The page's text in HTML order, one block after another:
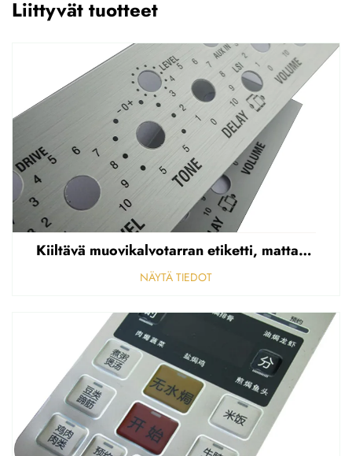
Liittyvät tuotteet
Kiiltävä muovikalvotarran etiketti, mattapintainen etupaneelin tarran etiketti, korostettu polycarbonaattipäällys
NÄYTÄ TIEDOT